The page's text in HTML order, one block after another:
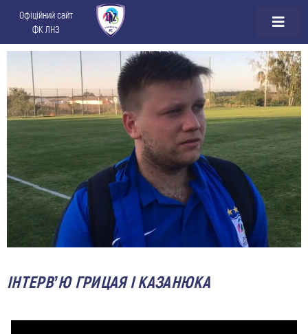
Офіційний сайт
ФК ЛНЗ
ІНТЕРВ’Ю ГРИЦАЯ І КАЗАНЮКА